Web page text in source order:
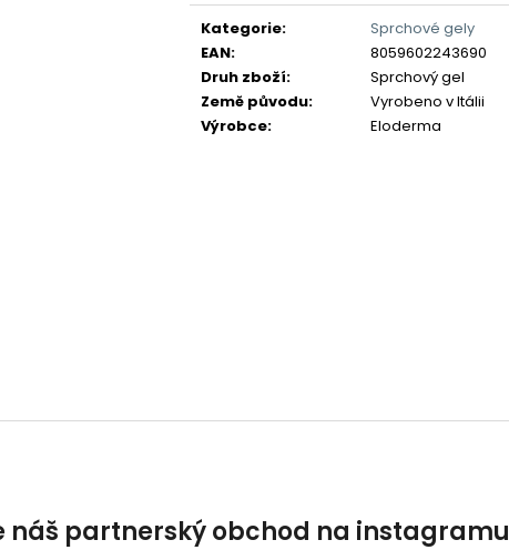
cena:
Kategorie:
Sprchové gely
EAN:
8059602243690
Druh zboží:
Sprchový gel
Země původu:
Vyrobeno v Itálii
Výrobce: Eloderma
náš partnerský obchod na instagramu